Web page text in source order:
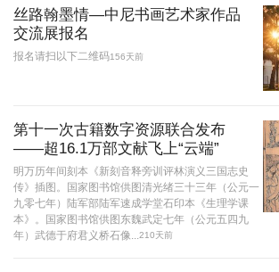
丝路翰墨情—中尼书画艺术家作品
交流展报名
报名请扫以下二维码156天前
第十一次古籍数字资源联合发布
——超16.1万部文献飞上“云端”
明万历年间刻本《新刻音释旁训评林演义三国志史
传》插图。国家图书馆供图清光绪三十三年（公元一
九零七年）陆军部陆军速成学堂石印本《生理学课
本》。国家图书馆供图东魏武定七年（公元五四九
年）武德于府君义桥石像...
210天前